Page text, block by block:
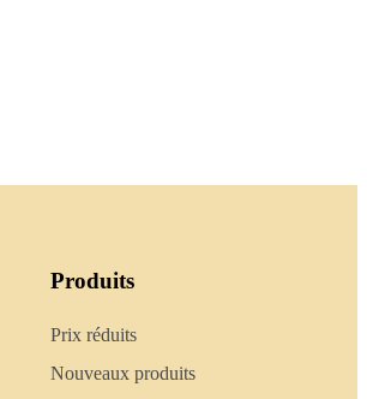
Produits
Prix réduits
Nouveaux produits